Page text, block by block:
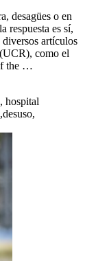
desagües o en
respuesta es sí,
artículos
como el
the …
hospital